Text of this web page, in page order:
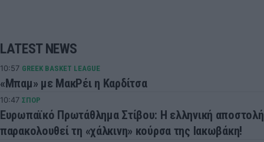
LATEST NEWS
10:57 GREEK BASKET LEAGUE
«Μπαμ» με ΜακΡέι η Καρδίτσα
10:47 ΣΠΟΡ
Ευρωπαϊκό Πρωτάθλημα Στίβου: Η ελληνική αποστολή
παρακολουθεί τη «χάλκινη» κούρσα της Ιακωβάκη!